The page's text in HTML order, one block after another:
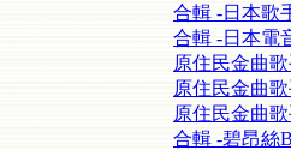
合輯 -日本歌
合輯 -日本電
原住民金曲歌
原住民金曲
原住民金曲
合輯 -碧昂絲